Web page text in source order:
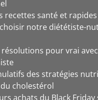
recettes santé et rapides
notre diététiste-
pour vrai avec
des stratégies
cholestérol
achats du Black Friday